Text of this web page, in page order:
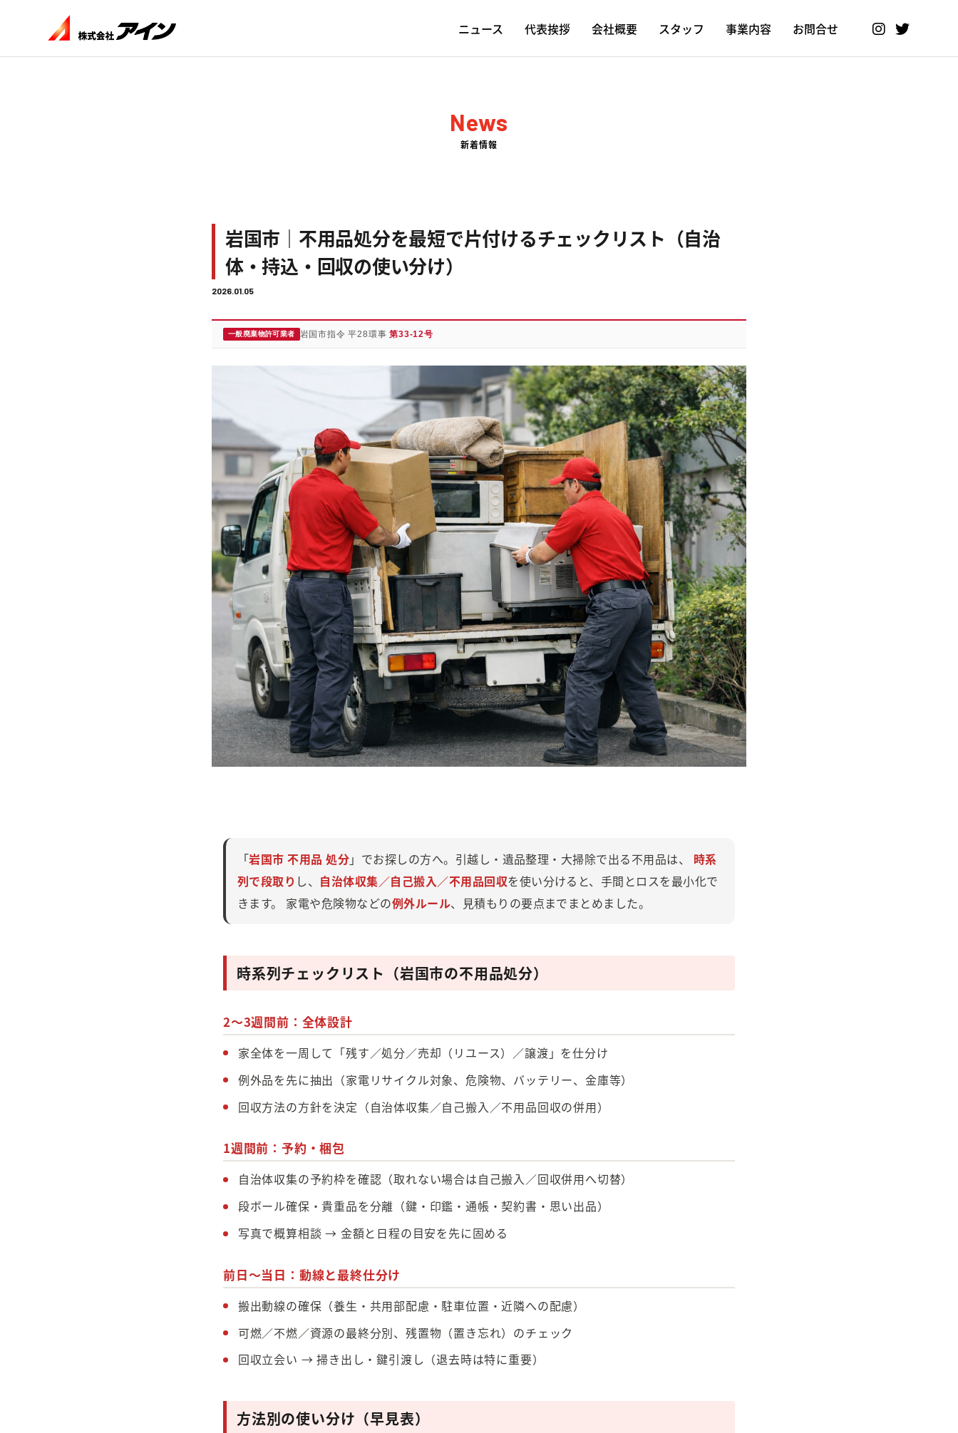
ニュース 代表挨拶 会社概要 スタッフ 事業内容 お問合せ
News
新着情報
岩国市｜不用品処分を最短で片付けるチェックリスト（自治
体・持込・回収の使い分け）
2026.01.05
一般廃棄物許可業者 岩国市指令 平28環事第33-12号
「岩国市 不用品 処分」でお探しの方へ。引越し・遺品整理・大掃除で出る不用品は、 時系
列で段取り し、 自治体収集／自己搬入／不用品回収を使い分けると、手間とロスを最小化で
きます。 家電や危険物などの例外ルール、見積もりの要点までまとめました。
時系列チェックリスト（岩国市の不用品処分）
2〜3週間前：全体設計
家全体を一周して「残す／処分／売却（リユース）／譲渡」を仕分け
例外品を先に抽出（家電リサイクル対象、危険物、バッテリー、金庫等）
回収方法の方針を決定（自治体収集／自己搬入／不用品回収の併用）
1週間前：予約・梱包
自治体収集の予約枠を確認（取れない場合は自己搬入／回収併用へ切替）
段ボール確保・貴重品を分離（鍵・印鑑・通帳・契約書・思い出品）
写真で概算相談 → 金額と日程の目安を先に固める
前日〜当日：動線と最終仕分け
搬出動線の確保（養生・共用部配慮・駐車位置・近隣への配慮）
可燃／不燃／資源の最終分別、残置物（置き忘れ）のチェック
回収立会い → 掃き出し・鍵引渡し（退去時は特に重要）
方法別の使い分け（早見表）